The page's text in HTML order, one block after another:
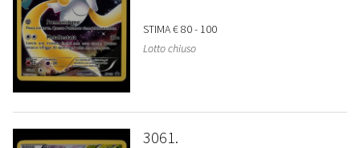
STIMA€ 80 - 100
Lotto chiuso
3061